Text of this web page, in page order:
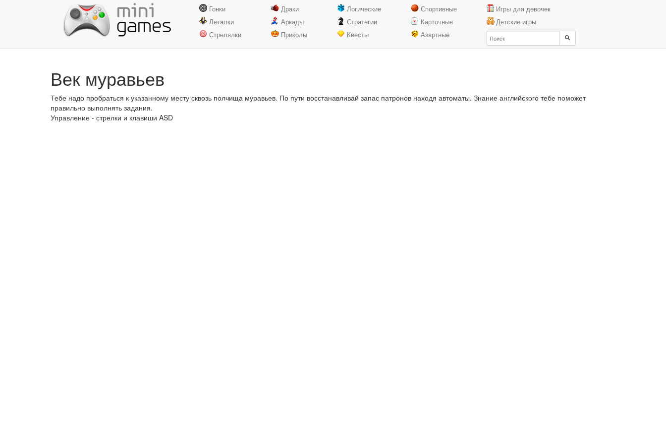
Гонки
Леталки
Стрелялки
Драки
Аркады
Приколы
Логические
Стратегии
Квесты
Спортивные
Карточные
Азартные
Игры для девочек
Детские игры
Век муравьев
Тебе надо пробраться к указанному месту сквозь полчища муравьев. По пути восстанавливай запас патронов находя автоматы. Знание английского тебе поможет
правильно выполнять задания.
Управление - стрелки и клавиши ASD